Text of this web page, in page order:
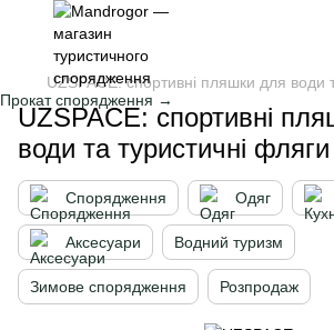
Прокат спорядження →
UZSPACE: спортивні пляшки для води
UZSPACE: спортивні
води та туристичні фляги
Спорядження Одяг
Аксесуари Водний туризм
Зимове спорядження Розпродаж